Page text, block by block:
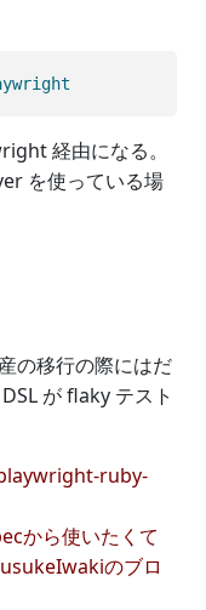
経由になる。
を使っている場
の移行の際にはだ
が flaky テスト
ruby-
から使いたくて
のブロ